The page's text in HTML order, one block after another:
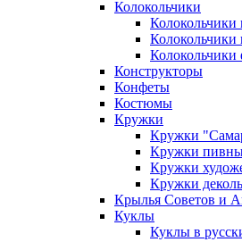
Колокольчики
Колокольчики
Колокольчики
Конструкторы
Конфеты
Костюмы
Кружки
Кружки
Кружки
Кружки
Кружки деколь
Крылья Советов и
Куклы
Куклы в